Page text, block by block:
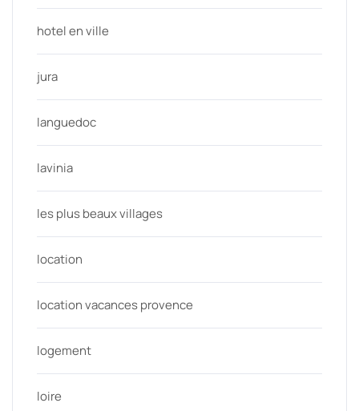
hotel en ville
jura
languedoc
lavinia
les plus beaux villages
location
location vacances provence
logement
loire